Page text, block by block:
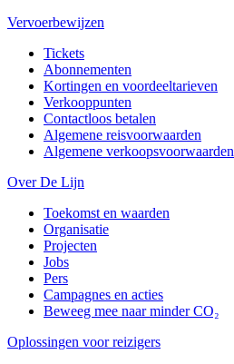
Vervoerbewijzen
Tickets
Abonnementen
Kortingen en voordeeltarieven
Verkooppunten
Contactloos betalen
Algemene reisvoorwaarden
Algemene verkoopsvoorwaarden
Over De Lijn
Toekomst en waarden
Organisatie
Projecten
Jobs
Pers
Campagnes en acties
Beweeg mee naar minder CO₂
Oplossingen voor reizigers